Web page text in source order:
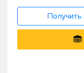
Получить